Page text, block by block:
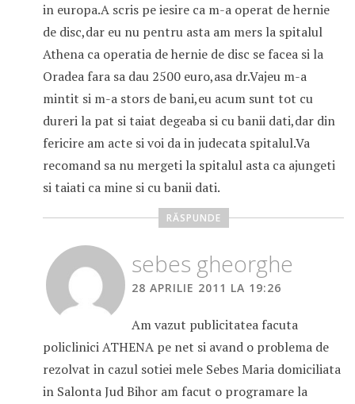
in europa.A scris pe iesire ca m-a operat de hernie
de disc,dar eu nu pentru asta am mers la spitalul
Athena ca operatia de hernie de disc se facea si la
Oradea fara sa dau 2500 euro,asa dr.Vajeu m-a
mintit si m-a stors de bani,eu acum sunt tot cu
dureri la pat si taiat degeaba si cu banii dati,dar din
fericire am acte si voi da in judecata spitalul.Va
recomand sa nu mergeti la spitalul asta ca ajungeti
si taiati ca mine si cu banii dati.
RĂSPUNDE
sebes gheorghe
28 APRILIE 2011 LA 19:26
Am vazut publicitatea facuta
policlinici ATHENA pe net si avand o problema de
rezolvat in cazul sotiei mele Sebes Maria domiciliata
in Salonta Jud Bihor am facut o programare la